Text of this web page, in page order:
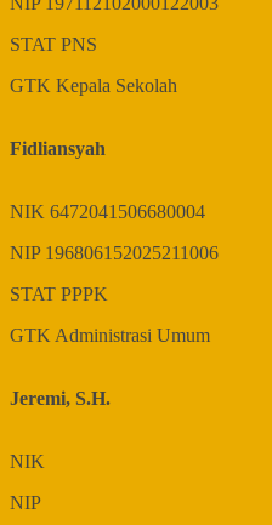
STAT PNS
GTK Kepala Sekolah
Fidliansyah
NIK 6472041506680004
NIP 196806152025211006
STAT PPPK
GTKAdministrasi Umum
Jeremi, S.H.
NIK
NIP